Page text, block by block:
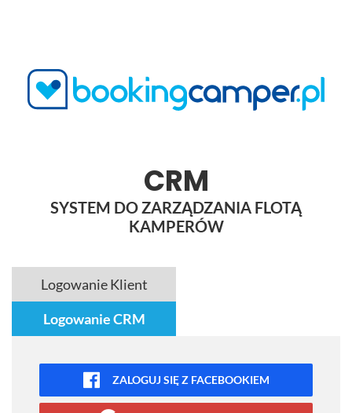
CRM
SYSTEM DO ZARZĄDZANIA FLOTĄ
KAMPERÓW
Logowanie Klient
Logowanie CRM
ZALOGUJ SIĘ Z FACEBOOKIEM